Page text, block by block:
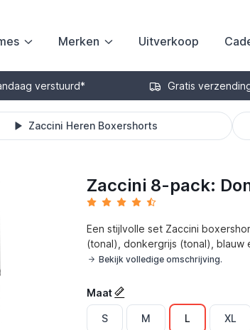
Merken Uitverkoop
verstuurd* Gratis
Zaccini Heren Boxershorts
Zaccini 8-pack:
Een stijlvolle set Zaccini
(tonal), donkergrijs (tonal),
Bekijk volledige omschrijving.
Maat
S M L XL